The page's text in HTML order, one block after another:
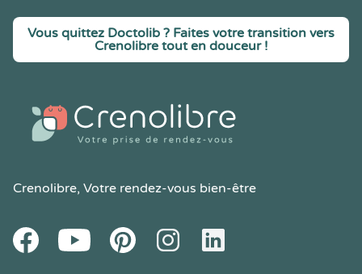
Vous quittez Doctolib ? Faites votre transition vers
Crenolibre tout en douceur !
Crenolibre, Votre rendez-vous bien-être
FacebookYoutube PinteresetInstagramLinkedIn